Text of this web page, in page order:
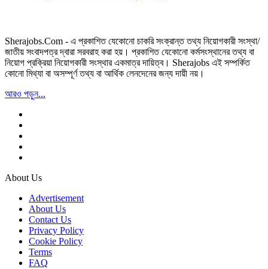
Sherajobs.Com - এ প্রকাশিত যেকোনো চাকরি সংক্রান্ত তথ্য নিয়োগকারী সংস্থা/
জাতীয় সংবাদপত্র দ্বারা সরবরাহ করা হয়। প্রকাশিত যেকোনো কর্মসংস্থানের তথ্য বা
নিয়োগ প্রক্রিয়া নিয়োগকারী সংস্থার একমাত্র দায়িত্ব। Sherajobs এই সম্পর্কিত
কোনো মিথ্যা বা অসম্পূর্ণ তথ্য বা আর্থিক লেনদেনের জন্য দায়ী নয়।
আরও পড়ুন...
About Us
Advertisement
About Us
Contact Us
Privacy Policy
Cookie Policy
Terms
FAQ